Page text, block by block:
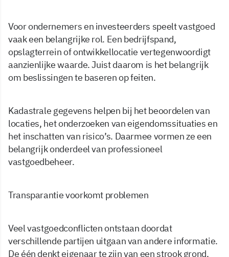
Voor ondernemers en investeerders speelt vastgoed
vaak een belangrijke rol. Een bedrijfspand,
opslagterrein of ontwikkellocatie vertegenwoordigt
aanzienlijke waarde. Juist daarom is het belangrijk
om beslissingen te baseren op feiten.
Kadastrale gegevens helpen bij het beoordelen van
locaties, het onderzoeken van eigendomssituaties en
het inschatten van risico’s. Daarmee vormen ze een
belangrijk onderdeel van professioneel
vastgoedbeheer.
Transparantie voorkomt problemen
Veel vastgoedconflicten ontstaan doordat
verschillende partijen uitgaan van andere informatie.
De één denkt eigenaar te zijn van een strook grond,